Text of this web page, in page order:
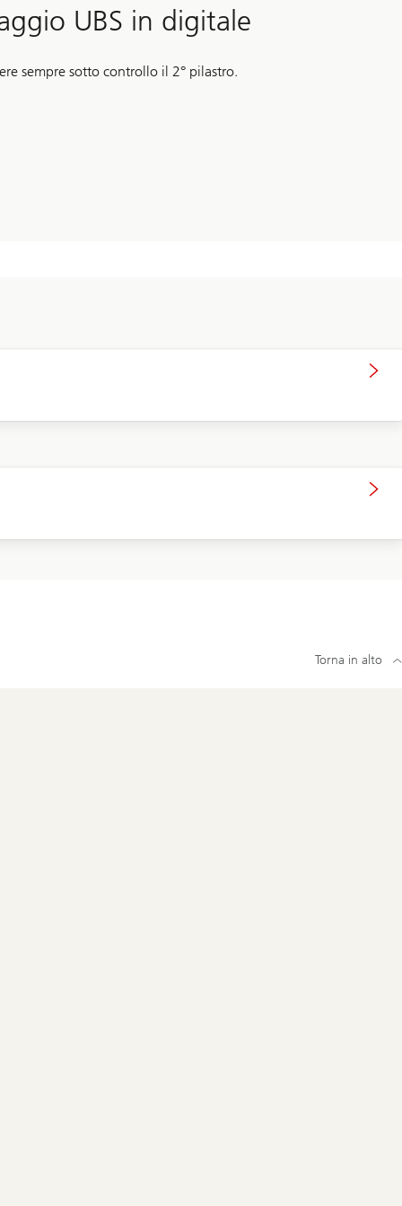
UBS in digitale
sempre sotto controllo il 2° pilastro.
Torna in alto